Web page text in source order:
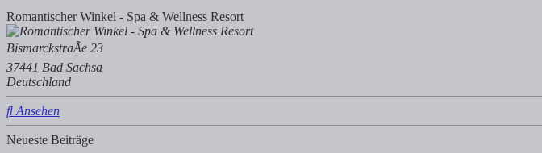
Romantischer Winkel - Spa & Wellness Resort
BismarckstraÃe 23
37441 Bad Sachsa
Deutschland
Ansehen
Neueste Beiträge